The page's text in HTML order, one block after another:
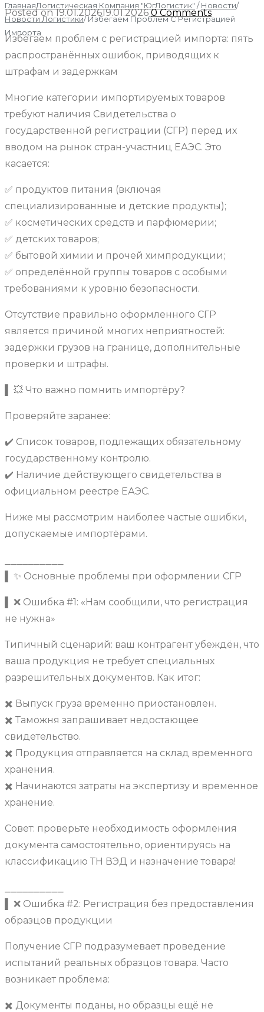
ГлавнаяЛогистическая Компания "ЮгЛогистик" /Новости/
Новости Логистики/Избегаем Проблем С Регистрацией
Импорта
Posted on19.01.202619.01.2026 0 Comments
Избегаем проблем с регистрацией импорта: пять
распространённых ошибок, приводящих к
штрафам и задержкам
Многие категории импортируемых товаров
требуют наличия Свидетельства о
государственной регистрации (СГР) перед их
вводом на рынок стран-участниц ЕАЭС. Это
касается:
✅ продуктов питания (включая
специализированные и детские продукты);
✅ косметических средств и парфюмерии;
✅ детских товаров;
✅ бытовой химии и прочей химпродукции;
✅ определённой группы товаров с особыми
требованиями к уровню безопасности.
Отсутствие правильно оформленного СГР
является причиной многих неприятностей:
задержки грузов на границе, дополнительные
проверки и штрафы.
▌ 💥 Что важно помнить импортёру?
Проверяйте заранее:
✔️ Список товаров, подлежащих обязательному
государственному контролю.
✔️ Наличие действующего свидетельства в
официальном реестре ЕАЭС.
Ниже мы рассмотрим наиболее частые ошибки,
допускаемые импортёрами.
▌ ✨ Основные проблемы при оформлении СГР
▌ ❌ Ошибка #1: «Нам сообщили, что регистрация
не нужна»
Типичный сценарий: ваш контрагент убеждён, что
ваша продукция не требует специальных
разрешительных документов. Как итог:
✖️ Выпуск груза временно приостановлен.
✖️ Таможня запрашивает недостающее
свидетельство.
✖️ Продукция отправляется на склад временного
хранения.
✖️ Начинаются затраты на экспертизу и временное
хранение.
Совет: проверьте необходимость оформления
документа самостоятельно, ориентируясь на
классификацию ТН ВЭД и назначение товара!
▌ ❌ Ошибка #2: Регистрация без предоставления
образцов продукции
Получение СГР подразумевает проведение
испытаний реальных образцов товара. Часто
возникает проблема:
✖️ Документы поданы, но образцы ещё не